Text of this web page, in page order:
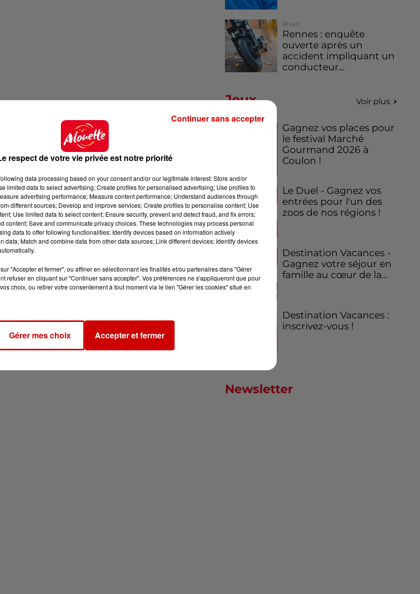
8h49
Rennes : enquête
ouverte après un
accident impliquant un
conducteur...
Jeux Voir plus
Gagnez vos places pour
le festival Marché
Gourmand 2026 à
Coulon !
Le Duel - Gagnez vos
entrées pour l'un des
zoos de nos régions !
Destination Vacances -
Gagnez votre séjour en
famille au cœur de la...
Destination Vacances :
inscrivez-vous !
Newsletter
respect de votre vie privée est notre priorité
data processing based on your consent and/or our legitimate interest: Store and/or
limited data to select advertising; Create profiles for personalised advertising; Use profiles to
advertising performance; Measure content performance; Understand audiences through
different sources; Develop and improve services; Create profiles to personalise content; Use
Use limited data to select content; Ensure security, prevent and detect fraud, and fix errors;
content; Save and communicate privacy choices. These technologies may process personal
data to offer following functionalities: Identify devices based on information actively
data; Match and combine data from other data sources; Link different devices; Identify devices
"Accepter et fermer", ou affiner en sélectionnant les finalités et/ou partenaires dans "Gérer
refuser en cliquant sur "Continuer sans accepter". Vos préférences ne s'appliqueront que pour
choix, ou retirer votre consentement à tout moment via le lien "Gérer les cookies" situé en
Gérer mes choix Accepter et fermer
Continuer sans accepter